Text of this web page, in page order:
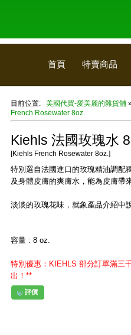
首頁 特賣商品
目前位置: 美國代買-愛美麗的雜貨舖
French Rosewater 8oz.
Kiehls 法國玫瑰水
[Kiehls French Rosewater 8oz.]
特別選自法國進口的玫瑰精油調配
及身體皮膚的爽膚水，能為皮膚帶
淡淡的玫瑰花味，就象產品介紹中
容量 : 8 oz.
特別優惠：KIEHLS 部分訂單滿三
出！**
評價